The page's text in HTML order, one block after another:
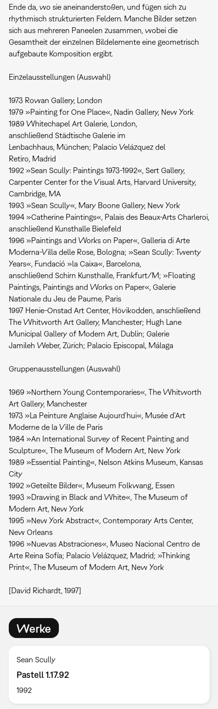
Ende da, wo sie aneinanderstoßen, und fügen sich zu
rhythmisch strukturierten Feldern. Manche Bilder setzen
sich aus mehreren Paneelen zusammen, wobei die
Gesamtheit der einzelnen Bildelemente eine geometrisch
aufgebaute Komposition ergibt.
Einzelausstellungen (Auswahl)
1973 Rowan Gallery, London
1979 »Painting for One Place«, Nadin Gallery, New York
1989 Whitechapel Art Galerie, London,
anschließend Städtische Galerie im
Lenbachhaus, München; Palacio Velázquez del
Retiro, Madrid
1992 »Sean Scully: Paintings 1973-1992«, Sert Gallery,
Carpenter Center for the Visual Arts, Harvard University,
Cambridge, MA
1993 »Sean Scully«, Mary Boone Gallery, New York
1994 »Catherine Paintings«, Palais des Beaux-Arts Charleroi,
anschließend Kunsthalle Bielefeld
1996 »Paintings and Works on Paper«, Galleria di Arte
Moderna-Villa delle Rose, Bologna; »Sean Scully: Twenty
Years«, Fundació »la Caixa«, Barcelona,
anschließend Schirn Kunsthalle, Frankfurt/M; »Floating
Paintings, Paintings and Works on Paper«, Galerie
Nationale du Jeu de Paume, Paris
1997 Henie-Onstad Art Center, Hövikodden, anschließend
The Whitworth Art Gallery, Manchester; Hugh Lane
Municipal Gallery of Modern Art, Dublin; Galerie
Jamileh Weber, Zürich; Palacio Episcopal, Málaga
Gruppenausstellungen (Auswahl)
1969 »Northern Young Contemporaries«, The Whitworth
Art Gallery, Manchester
1973 »La Peinture Anglaise Aujourd'hui«, Musée d'Art
Moderne de la Ville de Paris
1984 »An International Survey of Recent Painting and
Sculpture«, The Museum of Modern Art, New York
1989 »Essential Painting«, Nelson Atkins Museum, Kansas
City
1992 »Geteilte Bilder«, Museum Folkwang, Essen
1993 »Drawing in Black and White«, The Museum of
Modern Art, New York
1995 »New York Abstract«, Contemporary Arts Center,
New Orleans
1996 »Nuevas Abstraciones«, Museo Nacional Centro de
Arte Reina Sofía; Palacio Velázquez, Madrid; »Thinking
Print«, The Museum of Modern Art, New York
[David Richardt, 1997]
Werke
Sean Scully
Pastell 1.17.92
1992